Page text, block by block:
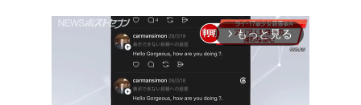
arrow_forward_ios もっと見る